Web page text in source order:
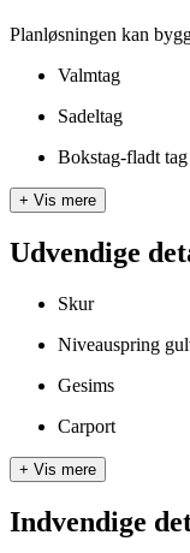
Planløsningen kan
Valmtag
Sadeltag
Bokstag-fladt tag
+ Vis mere
Udvendige
Skur
Niveauspring
Gesims
Carport
+ Vis mere
Indvendige